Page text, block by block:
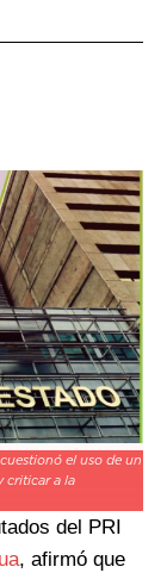
el uso de un
criticar a la
del PRI
, afirmó que